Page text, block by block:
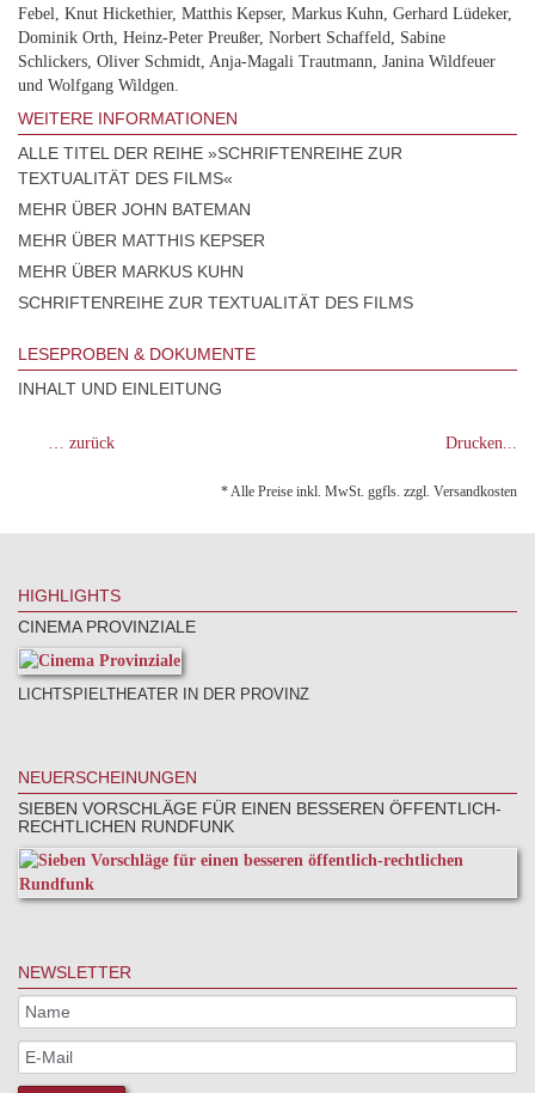
Febel, Knut Hickethier, Matthis Kepser, Markus Kuhn, Gerhard Lüdeker,
Dominik Orth, Heinz-Peter Preußer, Norbert Schaffeld, Sabine
Schlickers, Oliver Schmidt, Anja-Magali Trautmann, Janina Wildfeuer
und Wolfgang Wildgen.
WEITERE INFORMATIONEN
ALLE TITEL DER REIHE »SCHRIFTENREIHE ZUR
TEXTUALITÄT DES FILMS«
MEHR ÜBER JOHN BATEMAN
MEHR ÜBER MATTHIS KEPSER
MEHR ÜBER MARKUS KUHN
SCHRIFTENREIHE ZUR TEXTUALITÄT DES FILMS
LESEPROBEN & DOKUMENTE
INHALT UND EINLEITUNG
… zurück Drucken...
* Alle Preise inkl. MwSt. ggfls. zzgl. Versandkosten
HIGHLIGHTS
CINEMA PROVINZIALE
LICHTSPIELTHEATER IN DER PROVINZ
NEUERSCHEINUNGEN
SIEBEN VORSCHLÄGE FÜR EINEN BESSEREN ÖFFENTLICH-
RECHTLICHEN RUNDFUNK
NEWSLETTER